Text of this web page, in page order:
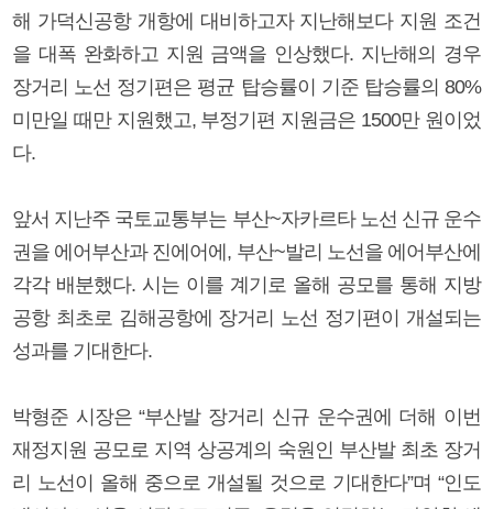
해 가덕신공항 개항에 대비하고자 지난해보다 지원 조건
을 대폭 완화하고 지원 금액을 인상했다. 지난해의 경우
장거리 노선 정기편은 평균 탑승률이 기준 탑승률의 80%
미만일 때만 지원했고, 부정기편 지원금은 1500만 원이었
다.
앞서 지난주 국토교통부는 부산~자카르타 노선 신규 운수
권을 에어부산과 진에어에, 부산~발리 노선을 에어부산에
각각 배분했다. 시는 이를 계기로 올해 공모를 통해 지방
공항 최초로 김해공항에 장거리 노선 정기편이 개설되는
성과를 기대한다.
박형준 시장은 “부산발 장거리 신규 운수권에 더해 이번
재정지원 공모로 지역 상공계의 숙원인 부산발 최초 장거
리 노선이 올해 중으로 개설될 것으로 기대한다”며 “인도